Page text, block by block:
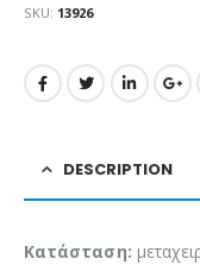
SKU: 13926
DESCRIPTION
Κατάσταση: